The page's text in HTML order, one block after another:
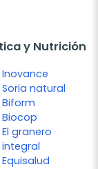
y Nutrición
Inovance
Soria natural
Biform
Biocop
El granero
integral
Equisalud